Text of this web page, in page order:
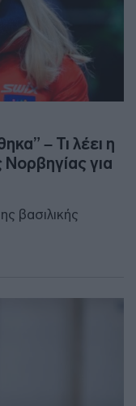
– Τι λέει η
για
βασιλικής